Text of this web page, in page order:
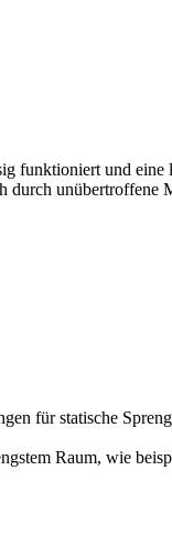
funktioniert und eine
durch
für statische
Raum, wie